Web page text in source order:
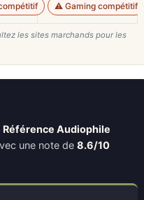
⚠️ Gaming compétitif
les sites marchands pour les
Référence Audiophile
une note de 8.6/10